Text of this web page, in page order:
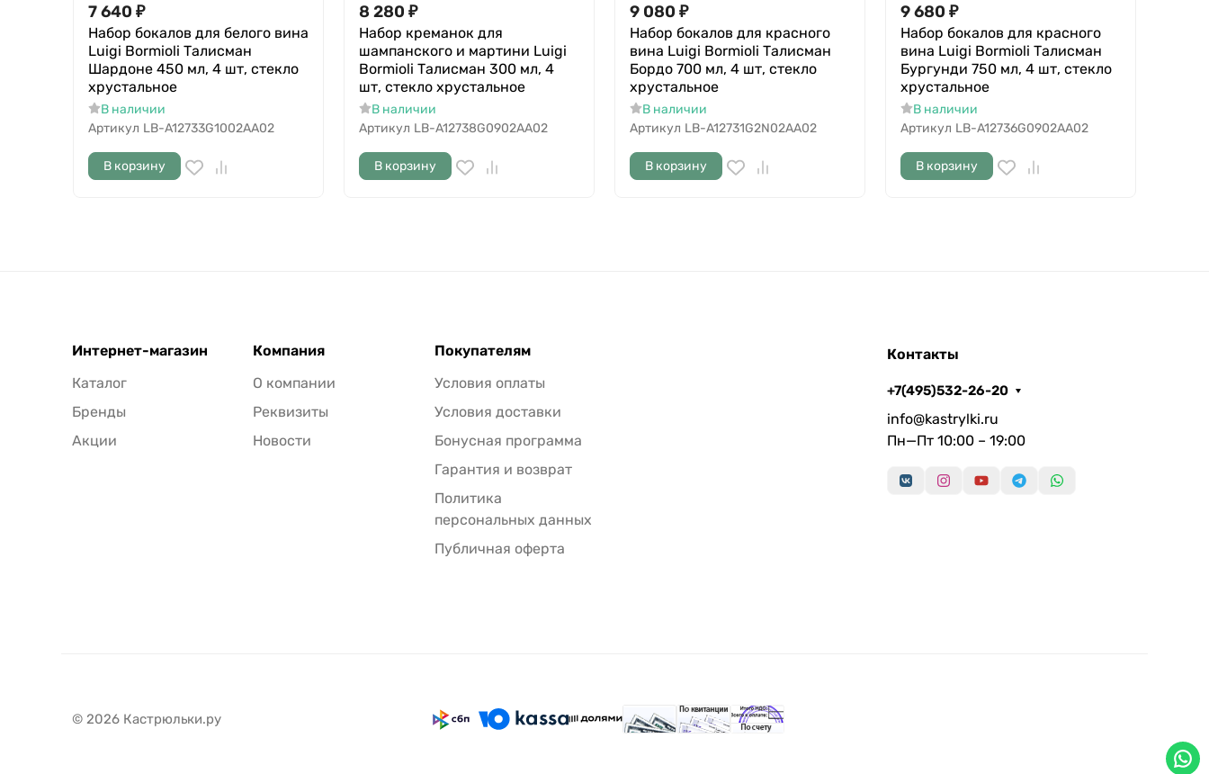
7 640 ₽
Набор бокалов для белого вина
Luigi Bormioli Талисман
Шардоне 450 мл, 4 шт, стекло
хрустальное
В наличии
Артикул LB-A12733G1002AA02
В корзину
8 280 ₽
Набор креманок для
шампанского и мартини Luigi
Bormioli Талисман 300 мл, 4
шт, стекло хрустальное
В наличии
Артикул LB-A12738G0902AA02
В корзину
9 080 ₽
Набор бокалов для красного
вина Luigi Bormioli Талисман
Бордо 700 мл, 4 шт, стекло
хрустальное
В наличии
Артикул LB-A12731G2N02AA02
В корзину
9 680 ₽
Набор бокалов для красного
вина Luigi Bormioli Талисман
Бургунди 750 мл, 4 шт, стекло
хрустальное
В наличии
Артикул LB-A12736G0902AA02
В корзину
Интернет-магазин
Каталог
Бренды
Акции
Компания
О компании
Реквизиты
Новости
Покупателям
Условия оплаты
Условия доставки
Бонусная программа
Гарантия и возврат
Политика
персональных данных
Публичная оферта
Контакты
+7(495)532-26-20
info@kastrylki.ru
Пн—Пт 10:00 – 19:00
© 2026 Кастрюльки.ру